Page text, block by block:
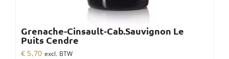
Grenache-Cinsault-Cab.Sauvignon Le
Puits Cendre
€ 5,70 excl. BTW